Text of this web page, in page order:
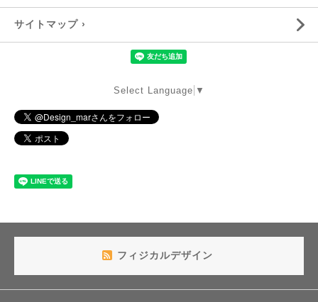
サイトマップ ›
Select Language ▼
フィジカルデザイン